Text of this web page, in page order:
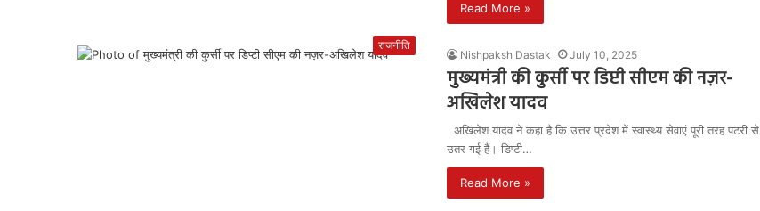
Read More »
राजनीति
Nishpaksh Dastak July 10, 2025
मुख्यमंत्री की कुर्सी पर डिप्टी सीएम की नज़र-
अखिलेश यादव
अखिलेश यादव ने कहा है कि उत्तर प्रदेश में स्वास्थ्य सेवाएं पूरी तरह पटरी से
उतर गई हैं। डिप्टी…
Read More »